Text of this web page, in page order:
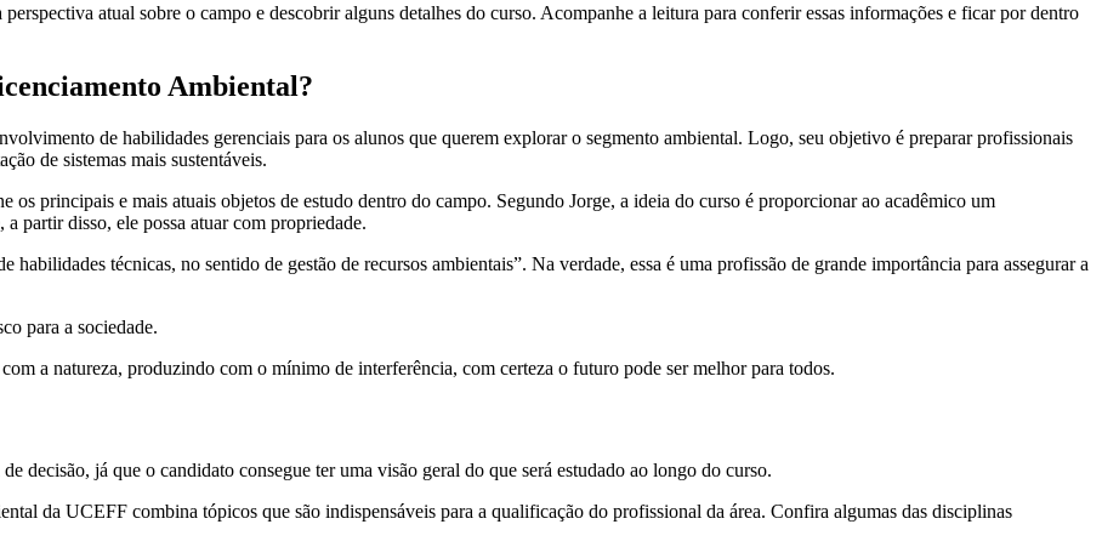
atual sobre o campo e descobrir alguns detalhes do curso. Acompanhe a leitura para conferir essas informações e ficar por dentro
Ambiental?
de habilidades gerenciais para os alunos que querem explorar o segmento ambiental. Logo, seu objetivo é preparar profissionais
de sistemas mais sustentáveis.
os principais e mais atuais objetos de estudo dentro do campo. Segundo Jorge, a ideia do curso é proporcionar ao acadêmico um
partir disso, ele possa atuar com propriedade.
técnicas, no sentido de gestão de recursos ambientais”. Na verdade, essa é uma profissão de grande importância para assegurar a
para a sociedade.
a natureza, produzindo com o mínimo de interferência, com certeza o futuro pode ser melhor para todos.
decisão, já que o candidato consegue ter uma visão geral do que será estudado ao longo do curso.
da UCEFF combina tópicos que são indispensáveis para a qualificação do profissional da área. Confira algumas das disciplinas